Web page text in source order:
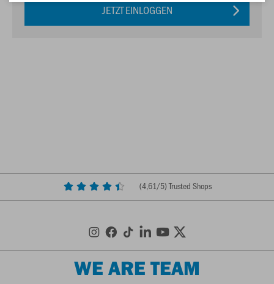
JETZT EINLOGGEN
(4,61/5) Trusted Shops
WE ARE TEAM